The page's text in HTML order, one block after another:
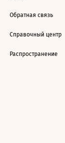
Обратная связь
Справочный центр
Распространение